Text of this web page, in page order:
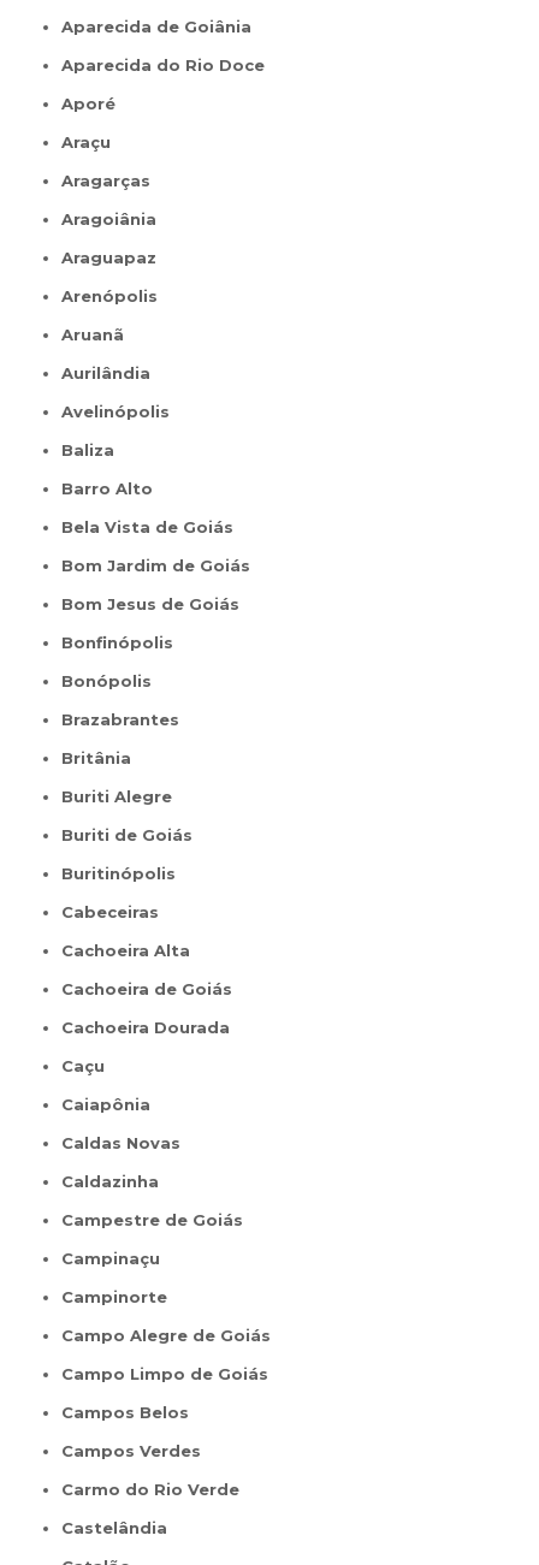
Aparecida de Goiânia
Aparecida do Rio Doce
Aporé
Araçu
Aragarças
Aragoiânia
Araguapaz
Arenópolis
Aruanã
Aurilândia
Avelinópolis
Baliza
Barro Alto
Bela Vista de Goiás
Bom Jardim de Goiás
Bom Jesus de Goiás
Bonfinópolis
Bonópolis
Brazabrantes
Britânia
Buriti Alegre
Buriti de Goiás
Buritinópolis
Cabeceiras
Cachoeira Alta
Cachoeira de Goiás
Cachoeira Dourada
Caçu
Caiapônia
Caldas Novas
Caldazinha
Campestre de Goiás
Campinaçu
Campinorte
Campo Alegre de Goiás
Campo Limpo de Goiás
Campos Belos
Campos Verdes
Carmo do Rio Verde
Castelândia